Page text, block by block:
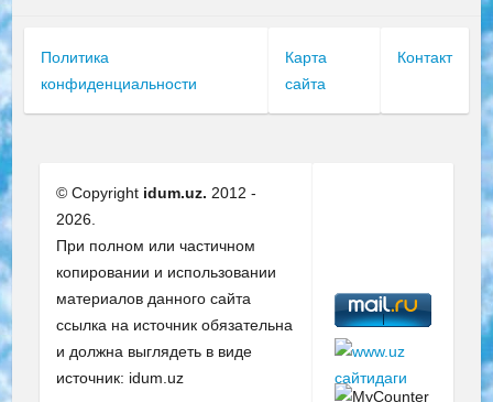
Политика
конфиденциальности
Карта
сайта
Контакт
© Copyright idum.uz. 2012 -
2026.
При полном или частичном
копировании и использовании
материалов данного сайта
ссылка на источник обязательна
и должна выглядеть в виде
источник: idum.uz